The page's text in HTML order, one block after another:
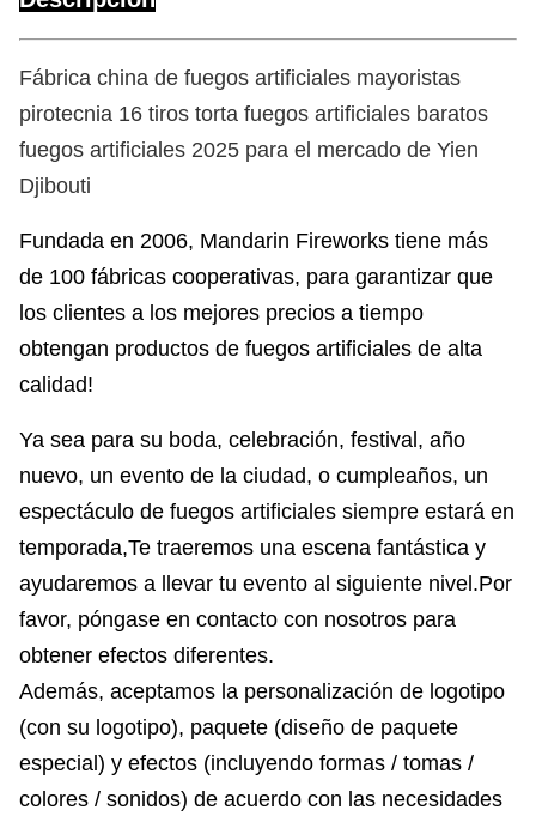
Fábrica china de fuegos artificiales mayoristas
pirotecnia 16 tiros torta fuegos artificiales baratos
fuegos artificiales 2025 para el mercado de Yien
Djibouti
Fundada en 2006, Mandarin Fireworks tiene más
de 100 fábricas cooperativas, para garantizar que
los clientes a los mejores precios a tiempo
obtengan productos de fuegos artificiales de alta
calidad!
Ya sea para su boda, celebración, festival, año
nuevo, un evento de la ciudad, o cumpleaños, un
espectáculo de fuegos artificiales siempre estará en
temporada,Te traeremos una escena fantástica y
ayudaremos a llevar tu evento al siguiente nivel.Por
favor, póngase en contacto con nosotros para
obtener efectos diferentes.
Además, aceptamos la personalización de logotipo
(con su logotipo), paquete (diseño de paquete
especial) y efectos (incluyendo formas / tomas /
colores / sonidos) de acuerdo con las necesidades